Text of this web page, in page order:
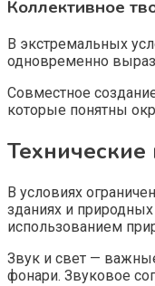
Коллективное
В экстремальных
одновременно
Совместное
которые понятны
Технические
В условиях
зданиях и
использованием
Звук и свет —
фонари. Звуковое